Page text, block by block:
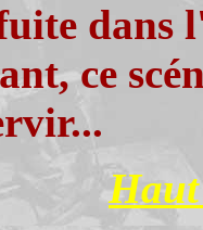
dans
ce
Haut